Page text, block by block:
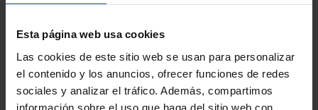
Esta página web usa cookies
Las cookies de este sitio web se usan para personalizar
el contenido y los anuncios, ofrecer funciones de redes
sociales y analizar el tráfico. Además, compartimos
información sobre el uso que haga del sitio web con